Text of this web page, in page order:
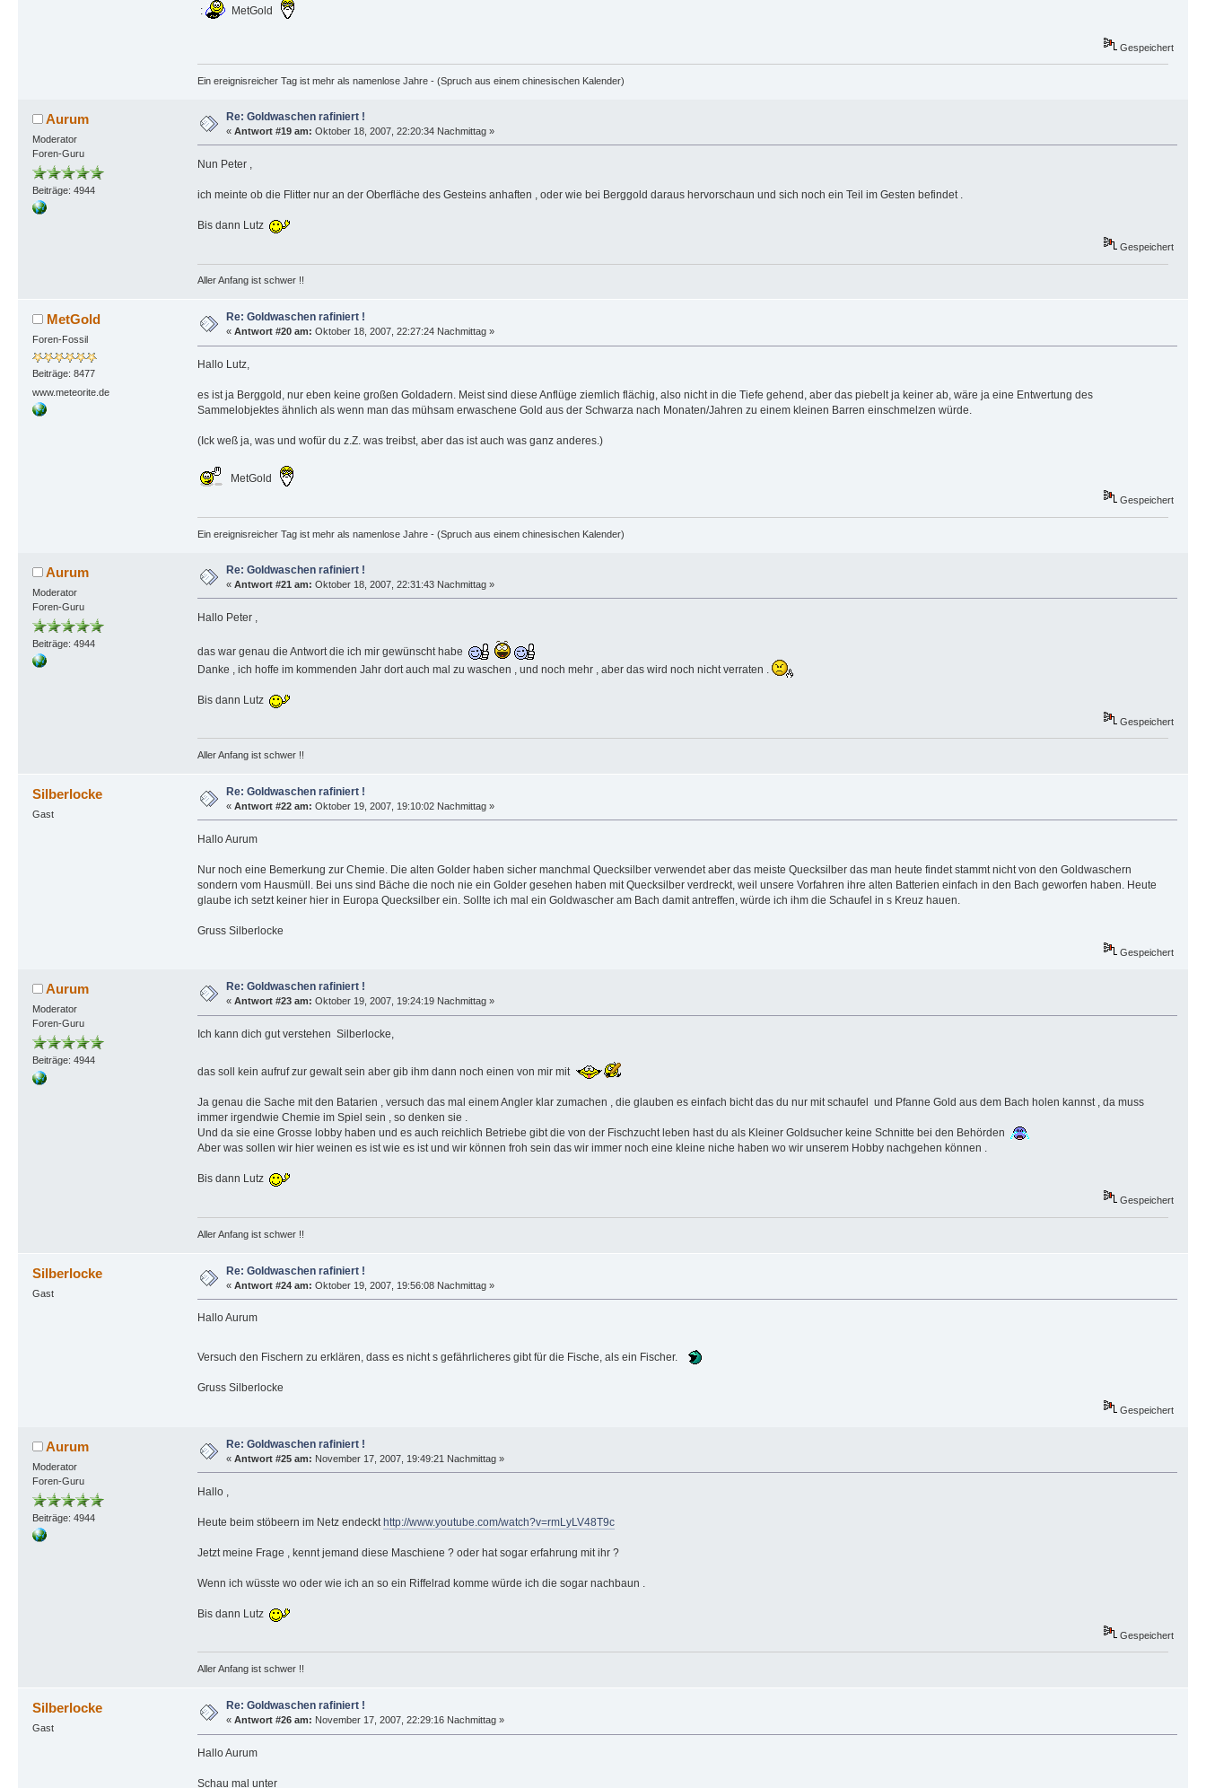
: MetGold
Gespeichert
Ein ereignisreicher Tag ist mehr als namenlose Jahre - (Spruch aus einem chinesischen Kalender)
Aurum
Moderator
Foren-Guru
Beiträge: 4944
Re: Goldwaschen rafiniert !
« Antwort #19 am: Oktober 18, 2007, 22:20:34 Nachmittag »
Nun Peter ,
ich meinte ob die Flitter nur an der Oberfläche des Gesteins anhaften , oder wie bei Berggold daraus hervorschaun und sich noch ein Teil im Gesten befindet .
Bis dann Lutz
Gespeichert
Aller Anfang ist schwer !!
MetGold
Foren-Fossil
Beiträge: 8477
www.meteorite.de
Re: Goldwaschen rafiniert !
« Antwort #20 am: Oktober 18, 2007, 22:27:24 Nachmittag »
Hallo Lutz,
es ist ja Berggold, nur eben keine großen Goldadern. Meist sind diese Anflüge ziemlich flächig, also nicht in die Tiefe gehend, aber das piebelt ja keiner ab, wäre ja eine Entwertung des
Sammelobjektes ähnlich als wenn man das mühsam erwaschene Gold aus der Schwarza nach Monaten/Jahren zu einem kleinen Barren einschmelzen würde.
(Ick weß ja, was und wofür du z.Z. was treibst, aber das ist auch was ganz anderes.)
MetGold
Gespeichert
Ein ereignisreicher Tag ist mehr als namenlose Jahre - (Spruch aus einem chinesischen Kalender)
Aurum
Moderator
Foren-Guru
Beiträge: 4944
Re: Goldwaschen rafiniert !
« Antwort #21 am: Oktober 18, 2007, 22:31:43 Nachmittag »
Hallo Peter ,
das war genau die Antwort die ich mir gewünscht habe
Danke , ich hoffe im kommenden Jahr dort auch mal zu waschen , und noch mehr , aber das wird noch nicht verraten .
Bis dann Lutz
Gespeichert
Aller Anfang ist schwer !!
Silberlocke
Gast
Re: Goldwaschen rafiniert !
« Antwort #22 am: Oktober 19, 2007, 19:10:02 Nachmittag »
Hallo Aurum
Nur noch eine Bemerkung zur Chemie. Die alten Golder haben sicher manchmal Quecksilber verwendet aber das meiste Quecksilber das man heute findet stammt nicht von den Goldwaschern
sondern vom Hausmüll. Bei uns sind Bäche die noch nie ein Golder gesehen haben mit Quecksilber verdreckt, weil unsere Vorfahren ihre alten Batterien einfach in den Bach geworfen haben. Heute
glaube ich setzt keiner hier in Europa Quecksilber ein. Sollte ich mal ein Goldwascher am Bach damit antreffen, würde ich ihm die Schaufel in s Kreuz hauen.
Gruss Silberlocke
Gespeichert
Aurum
Moderator
Foren-Guru
Beiträge: 4944
Re: Goldwaschen rafiniert !
« Antwort #23 am: Oktober 19, 2007, 19:24:19 Nachmittag »
Ich kann dich gut verstehen Silberlocke,
das soll kein aufruf zur gewalt sein aber gib ihm dann noch einen von mir mit
Ja genau die Sache mit den Batarien , versuch das mal einem Angler klar zumachen , die glauben es einfach bicht das du nur mit schaufel und Pfanne Gold aus dem Bach holen kannst , da muss
immer irgendwie Chemie im Spiel sein , so denken sie .
Und da sie eine Grosse lobby haben und es auch reichlich Betriebe gibt die von der Fischzucht leben hast du als Kleiner Goldsucher keine Schnitte bei den Behörden
Aber was sollen wir hier weinen es ist wie es ist und wir können froh sein das wir immer noch eine kleine niche haben wo wir unserem Hobby nachgehen können .
Bis dann Lutz
Gespeichert
Aller Anfang ist schwer !!
Silberlocke
Gast
Re: Goldwaschen rafiniert !
« Antwort #24 am: Oktober 19, 2007, 19:56:08 Nachmittag »
Hallo Aurum
Versuch den Fischern zu erklären, dass es nicht s gefährlicheres gibt für die Fische, als ein Fischer.
Gruss Silberlocke
Gespeichert
Aurum
Moderator
Foren-Guru
Beiträge: 4944
Re: Goldwaschen rafiniert !
« Antwort #25 am: November 17, 2007, 19:49:21 Nachmittag »
Hallo ,
Heute beim stöbeern im Netz endeckt http://www.youtube.com/watch?v=rmLyLV48T9c
Jetzt meine Frage , kennt jemand diese Maschiene ? oder hat sogar erfahrung mit ihr ?
Wenn ich wüsste wo oder wie ich an so ein Riffelrad komme würde ich die sogar nachbaun .
Bis dann Lutz
Gespeichert
Aller Anfang ist schwer !!
Silberlocke
Gast
Re: Goldwaschen rafiniert !
« Antwort #26 am: November 17, 2007, 22:29:16 Nachmittag »
Hallo Aurum
Schau mal unter